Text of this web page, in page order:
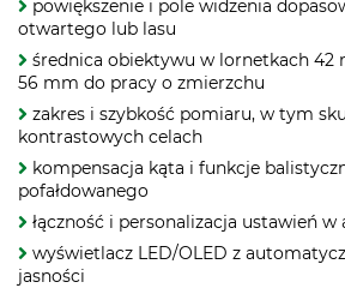
powiększenie i pole widzenia
otwartego lub lasu
średnica obiektywu w lornetkach 42
56 mm do pracy o zmierzchu
zakres i szybkość pomiaru, w tym
kontrastowych celach
kompensacja kąta i funkcje
pofałdowanego
łączność i personalizacja ustawień w
wyświetlacz LED/OLED z
jasności